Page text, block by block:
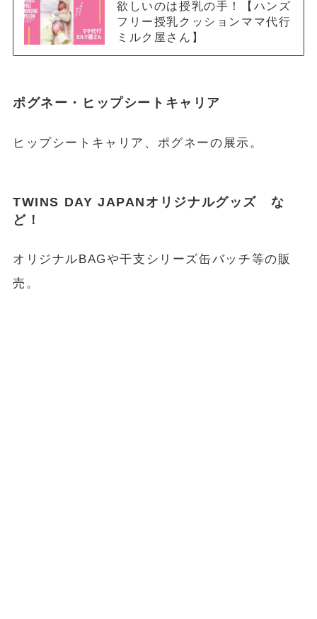
欲しいのは授乳の手！【ハンズ
フリー授乳クッションママ代行
ミルク屋さん】
ポグネー・ヒップシートキャリア
ヒップシートキャリア、ポグネーの展示。
TWINS DAY JAPANオリジナルグッズ な
ど！
オリジナルBAGや干支シリーズ缶バッチ等の販
売。